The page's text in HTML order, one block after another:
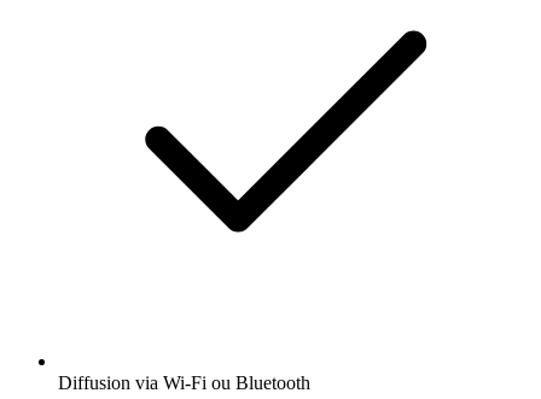
Diffusion via Wi-Fi ou Bluetooth